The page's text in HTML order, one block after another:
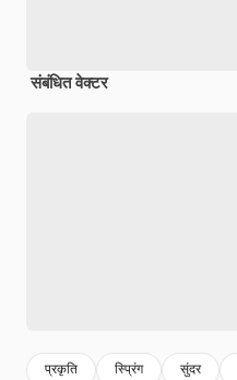
संबंधित वेक्टर
प्रकृति स्प्रिंग सुंदर